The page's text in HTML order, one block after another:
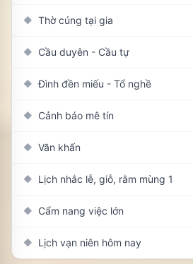
◆ Thờ cúng tại gia
◆ Cầu duyên - Cầu tự
◆ Đình đền miếu - Tổ nghề
◆ Cảnh báo mê tín
◆ Văn khấn
◆ Lịch nhắc lễ, giỗ, rằm mùng 1
◆ Cẩm nang việc lớn
◆ Lịch vạn niên hôm nay